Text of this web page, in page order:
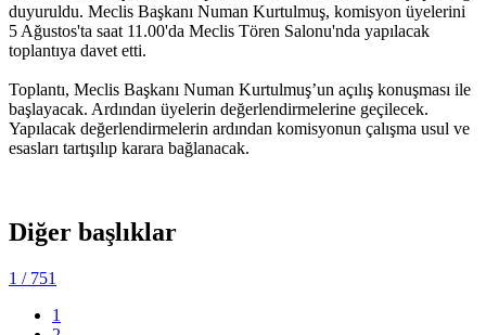
duyuruldu. Meclis Başkanı Numan Kurtulmuş, komisyon üyelerini
5 Ağustos'ta saat 11.00'da Meclis Tören Salonu'nda yapılacak
toplantıya davet etti.
Toplantı, Meclis Başkanı Numan Kurtulmuş’un açılış konuşması ile
başlayacak. Ardından üyelerin değerlendirmelerine geçilecek.
Yapılacak değerlendirmelerin ardından komisyonun çalışma usul ve
esasları tartışılıp karara bağlanacak.
Diğer başlıklar
1 / 751
1